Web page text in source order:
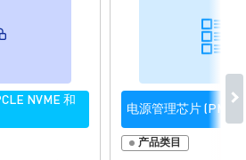
NVME 和
电源管理芯片 (PMIC)
产品类目